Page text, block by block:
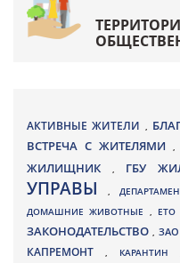
АКТИВНЫЕ ЖИТЕЛИ ,
ВСТРЕЧА С ЖИТЕЛЯМИ,
ЖИЛИЩНИК
, ГБУ
УПРАВЫ,
ДОМАШНИЕ ЖИВОТНЫЕ ,
ЗАКОНОДАТЕЛЬСТВО , ЗАО
КАПРЕМОНТ , КАРАНТИН